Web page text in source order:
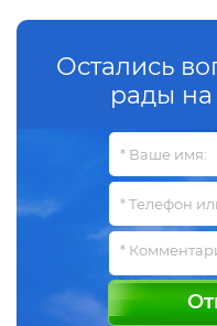
Остались
рады на